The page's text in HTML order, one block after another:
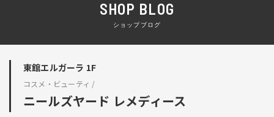
SHOP BLOG
ショップブログ
東館エルガーラ 1F
コスメ・ビューティ /
ニールズヤード レメディース